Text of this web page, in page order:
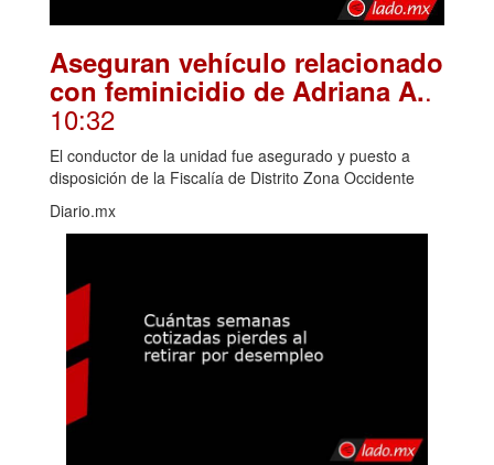
Aseguran vehículo relacionado
con feminicidio de Adriana A..
10:32
El conductor de la unidad fue asegurado y puesto a
disposición de la Fiscalía de Distrito Zona Occidente
Diario.mx